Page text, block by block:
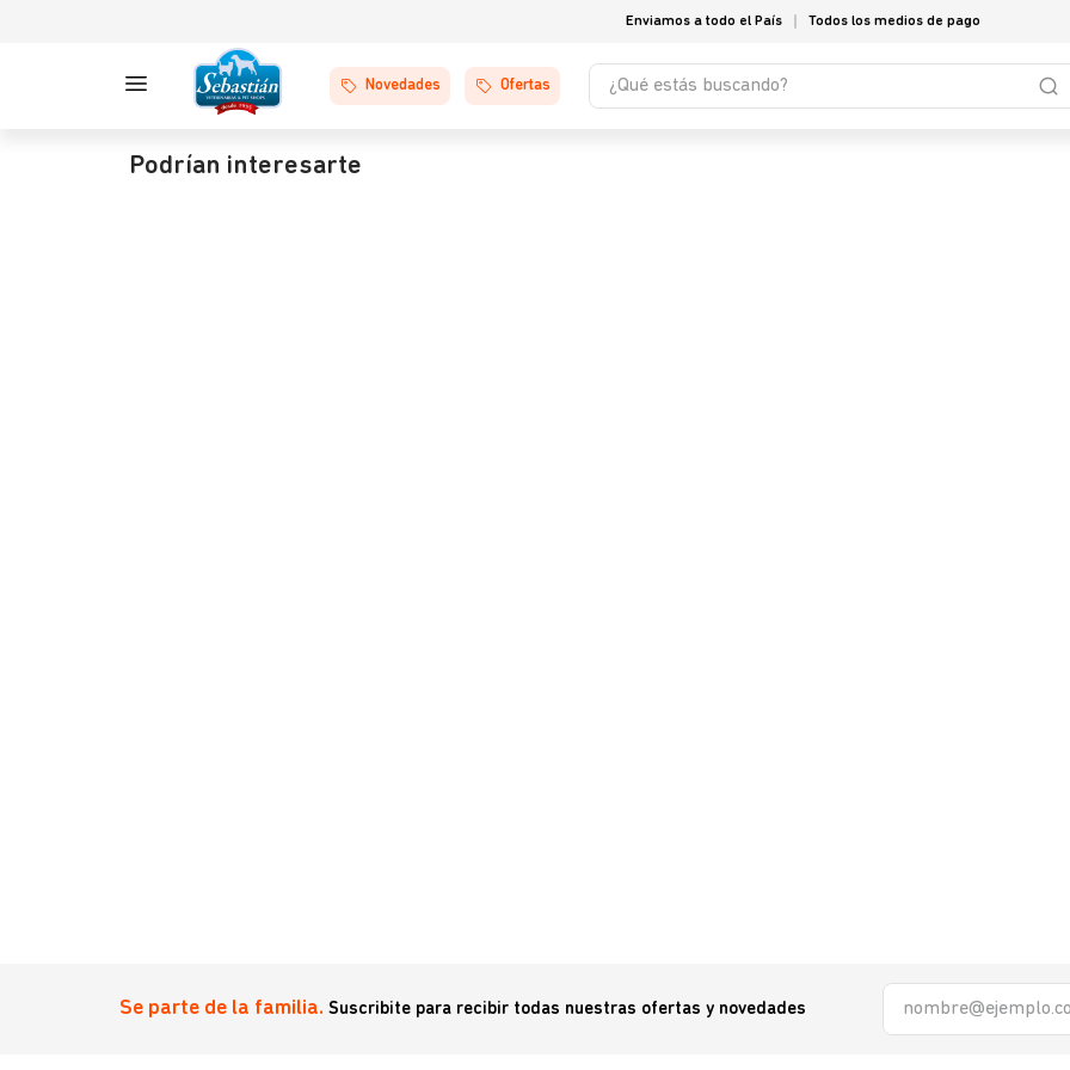
Enviamos a todo el País Todos los medios de pago
Novedades Ofertas
¿Qué estás buscando?
Podrían interesarte
Se parte de la familia. Suscribite para recibir todas nuestras ofertas y novedades